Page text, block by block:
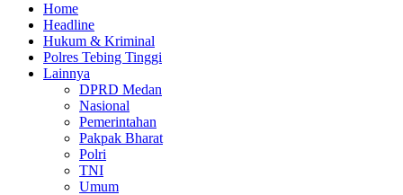
Home
Headline
Hukum & Kriminal
Polres Tebing Tinggi
Lainnya
DPRD Medan
Nasional
Pemerintahan
Pakpak Bharat
Polri
TNI
Umum